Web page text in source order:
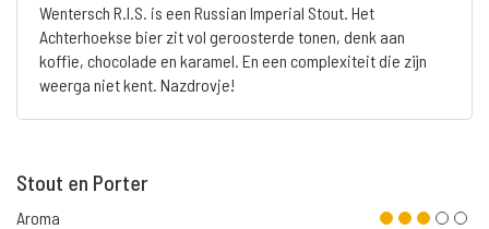
Wentersch R.I.S. is een Russian Imperial Stout. Het
Achterhoekse bier zit vol geroosterde tonen, denk aan
koffie, chocolade en karamel. En een complexiteit die zijn
weerga niet kent. Nazdrovje!
Stout en Porter
Aroma